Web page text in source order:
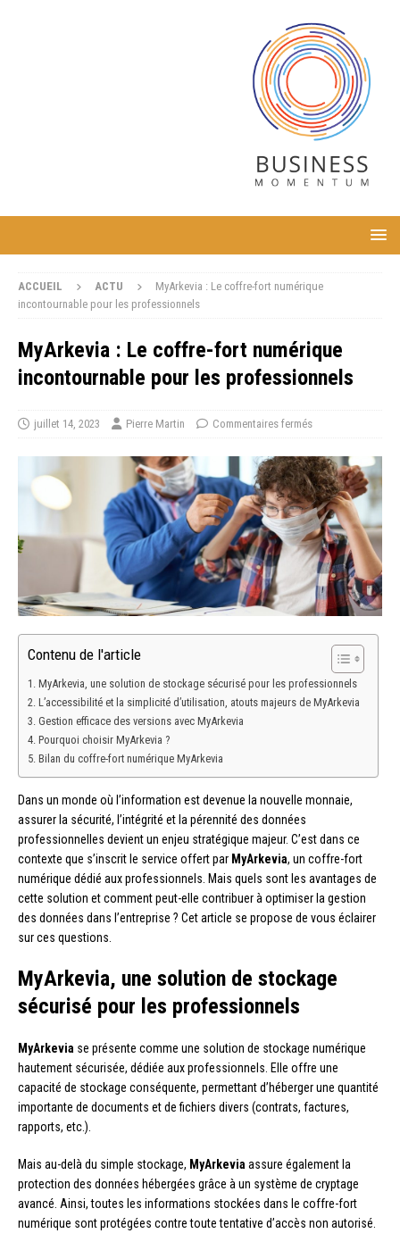
ACCUEIL ACTU
MyArkevia : Le coffre-fort numérique
incontournable pour les professionnels
MyArkevia : Le coffre-fort numérique
incontournable pour les professionnels
juillet 14, 2023 Pierre Martin Commentaires fermés
Contenu de l'article
MyArkevia, une solution de stockage sécurisé pour les professionnels
L’accessibilité et la simplicité d’utilisation, atouts majeurs de MyArkevia
Gestion efficace des versions avec MyArkevia
Pourquoi choisir MyArkevia ?
Bilan du coffre-fort numérique MyArkevia
Dans un monde où l’information est devenue la nouvelle monnaie,
assurer la sécurité, l’intégrité et la pérennité des données
professionnelles devient un enjeu stratégique majeur. C’est dans ce
contexte que s’inscrit le service offert par MyArkevia, un coffre-fort
numérique dédié aux professionnels. Mais quels sont les avantages de
cette solution et comment peut-elle contribuer à optimiser la gestion
des données dans l’entreprise ? Cet article se propose de vous éclairer
sur ces questions.
MyArkevia, une solution de stockage
sécurisé pour les professionnels
MyArkevia se présente comme une solution de stockage numérique
hautement sécurisée, dédiée aux professionnels. Elle offre une
capacité de stockage conséquente, permettant d’héberger une quantité
importante de documents et de fichiers divers (contrats, factures,
rapports, etc.).
Mais au-delà du simple stockage, MyArkevia assure également la
protection des données hébergées grâce à un système de cryptage
avancé. Ainsi, toutes les informations stockées dans le coffre-fort
numérique sont protégées contre toute tentative d’accès non autorisé.